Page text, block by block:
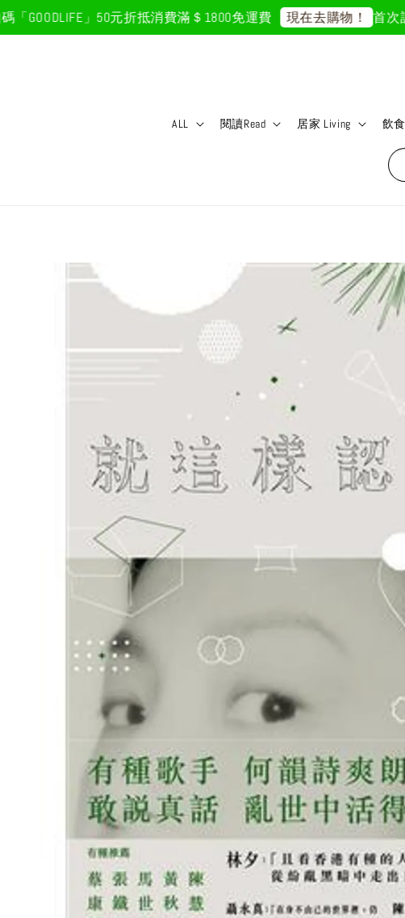
」50元折抵消費滿＄1800免運費 現在去購物！ 首次註冊
ALL 閱讀Read 居家 Living 飲